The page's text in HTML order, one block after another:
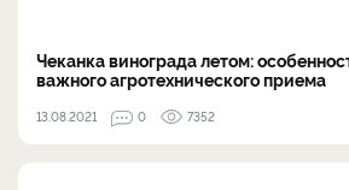
Чеканка винограда летом:
важного агротехнического приема
13.08.2021 0 7352